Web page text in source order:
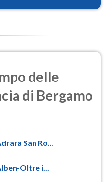
delle
di Bergamo
San Ro...
Oltre i...